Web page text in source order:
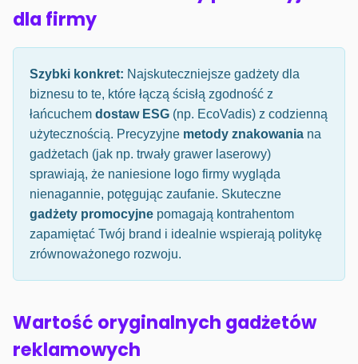
dla firmy
Szybki konkret: Najskuteczniejsze gadżety dla
biznesu to te, które łączą ścisłą zgodność z
łańcuchem dostaw ESG (np. EcoVadis) z codzienną
użytecznością. Precyzyjne metody znakowania na
gadżetach (jak np. trwały grawer laserowy)
sprawiają, że naniesione logo firmy wygląda
nienagannie, potęgując zaufanie. Skuteczne
gadżety promocyjne pomagają kontrahentom
zapamiętać Twój brand i idealnie wspierają politykę
zrównoważonego rozwoju.
Wartość oryginalnych gadżetów
reklamowych